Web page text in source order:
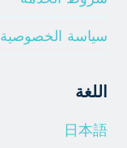
سياسة الخصوصية
اللغة
日本語